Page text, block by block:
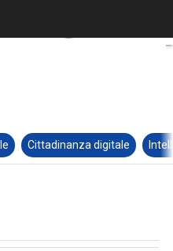
Cittadinanza digitale